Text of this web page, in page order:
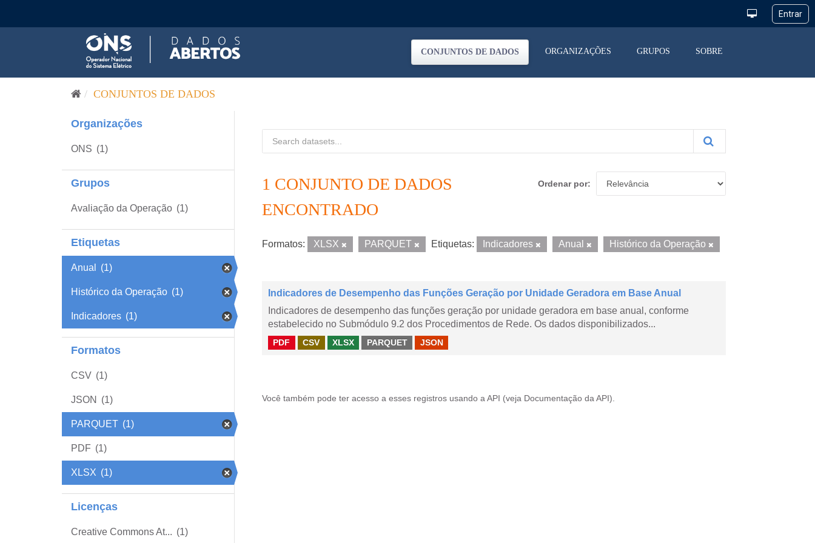
CONJUNTOS DE DADOS ORGANIZAÇÕES GRUPOS SOBRE
CONJUNTOS DE DADOS
Organizações
ONS (1)
Grupos
Avaliação da Operação (1)
Etiquetas
Anual (1)
Histórico da Operação (1)
Indicadores (1)
Formatos
CSV (1)
JSON (1)
PARQUET (1)
PDF (1)
XLSX (1)
Licenças
Creative Commons At... (1)
Ordenar por
1 CONJUNTO DE DADOS
ENCONTRADO
Formatos: XLSX PARQUET Etiquetas: Indicadores Anual Histórico da Operação
Indicadores de Desempenho das Funções Geração por Unidade Geradora em Base Anual
Indicadores de desempenho das funções geração por unidade geradora em base anual, conforme
estabelecido no Submódulo 9.2 dos Procedimentos de Rede. Os dados disponibilizados...
PDF CSV XLSX PARQUET JSON
Você também pode ter acesso a esses registros usando a API (veja Documentação da API ).